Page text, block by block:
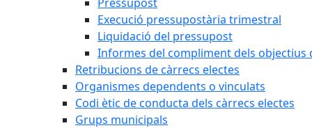
Execució pressupostària trimestral
Liquidació del pressupost
Informes del compliment dels
Retribucions de càrrecs electes
Organismes dependents o vinculats
Codi ètic de conducta dels càrrecs electes
Grups municipals